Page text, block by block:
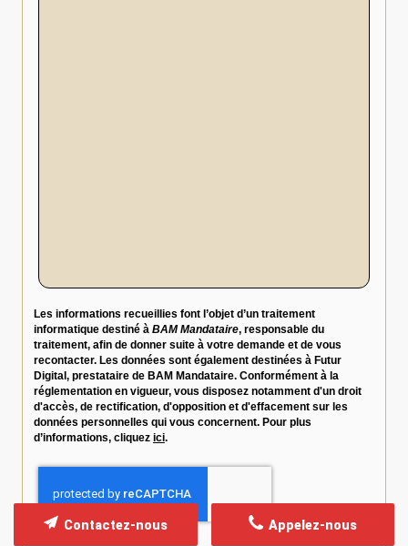
Les informations recueillies font l’objet d’un traitement
informatique destiné à BAM Mandataire, responsable du
traitement, afin de donner suite à votre demande et de vous
recontacter. Les données sont également destinées à Futur
Digital, prestataire de BAM Mandataire. Conformément à la
réglementation en vigueur, vous disposez notamment d'un droit
d'accès, de rectification, d'opposition et d'effacement sur les
données personnelles qui vous concernent. Pour plus
d’informations, cliquez ici.
Appelez-nous
Contactez-nous